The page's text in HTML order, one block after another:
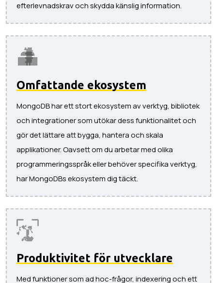
efterlevnadskrav och skydda känslig information.
Omfattande ekosystem
MongoDB har ett stort ekosystem av verktyg, bibliotek
och integrationer som utökar dess funktionalitet och
gör det lättare att bygga, hantera och skala
applikationer. Oavsett om du arbetar med olika
programmeringsspråk eller behöver specifika verktyg,
har MongoDBs ekosystem dig täckt.
Produktivitet för utvecklare
Med funktioner som ad hoc-frågor, indexering och ett